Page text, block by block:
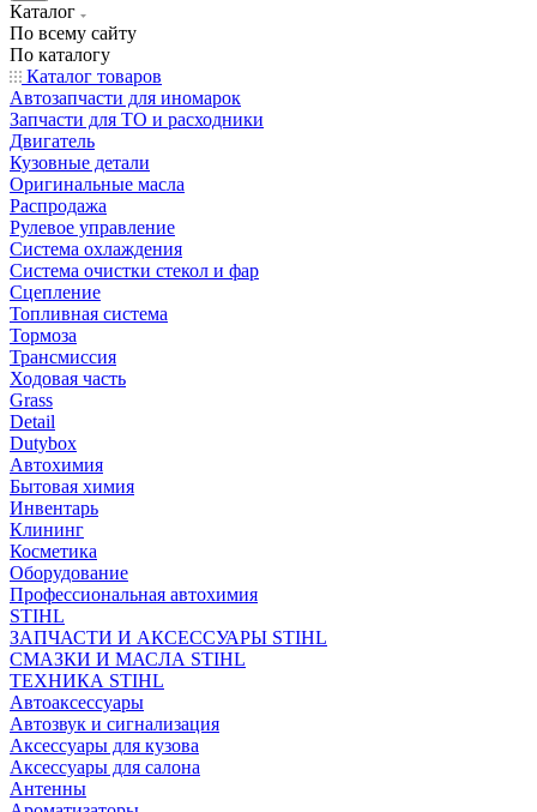
Каталог
По всему сайту
По каталогу
Каталог товаров
Автозапчасти для иномарок
Запчасти для ТО и расходники
Двигатель
Кузовные детали
Оригинальные масла
Распродажа
Рулевое управление
Система охлаждения
Система очистки стекол и фар
Сцепление
Топливная система
Тормоза
Трансмиссия
Ходовая часть
Grass
Detail
Dutybox
Автохимия
Бытовая химия
Инвентарь
Клининг
Косметика
Оборудование
Профессиональная автохимия
STIHL
ЗАПЧАСТИ И АКСЕССУАРЫ STIHL
СМАЗКИ И МАСЛА STIHL
ТЕХНИКА STIHL
Автоаксессуары
Автозвук и сигнализация
Аксессуары для кузова
Аксессуары для салона
Антенны